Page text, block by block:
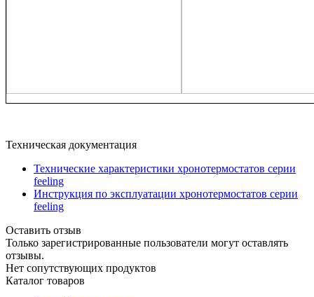
Техническая документация
Технические характеристики хронотермостатов серии
feeling
Инструкция по эксплуатации хронотермостатов серии
feeling
Оставить отзыв
Только зарегистрированные пользователи могут оставлять
отзывы.
Нет сопутствующих продуктов
Каталог товаров